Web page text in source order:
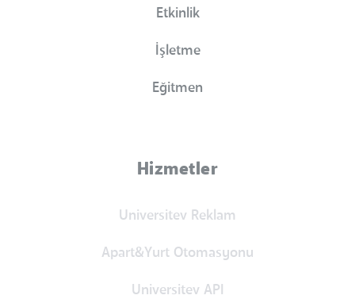
Etkinlik
İşletme
Eğitmen
Hizmetler
Universitev Reklam
Apart&Yurt Otomasyonu
Universitev API